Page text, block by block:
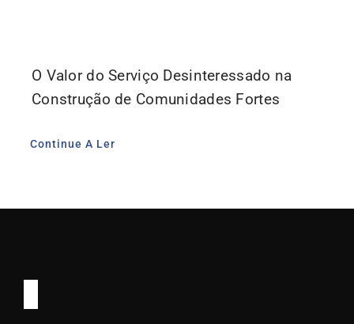
O Valor do Serviço Desinteressado na
Construção de Comunidades Fortes
Continue A Ler